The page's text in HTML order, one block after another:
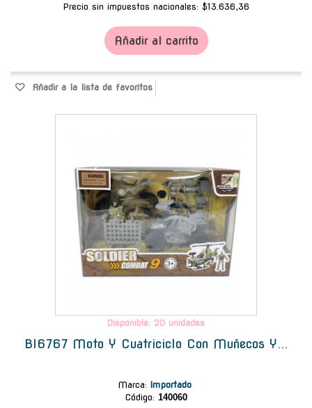
Precio sin impuestos nacionales: $13.636,36
Añadir al carrito
Añadir a la lista de favoritos
Disponible: 20 unidades
Bl6767 Moto Y Cuatriciclo Con Muñecos Y...
Marca: Importado
Código: 140060